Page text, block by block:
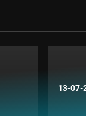
13-07-